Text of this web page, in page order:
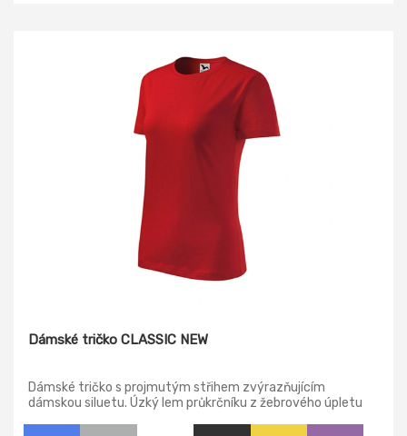
Dámské tričko CLASSIC NEW
Dámské tričko s projmutým střihem zvýrazňujícím
dámskou siluetu. Úzký lem průkrčníku z žebrového úpletu